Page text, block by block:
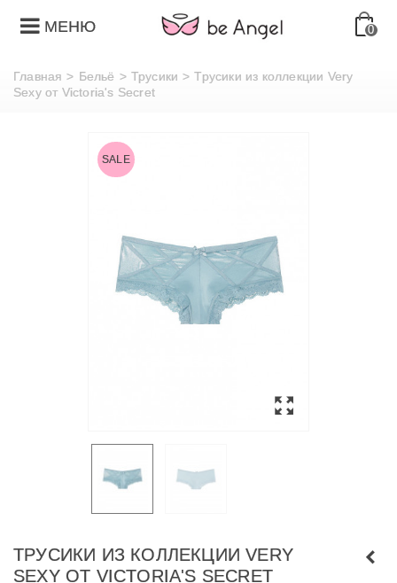
МЕНЮ 0
Главная > Бельё > Трусики > Трусики из коллекции Very
Sexy от Victoria's Secret
SALE
ТРУСИКИ ИЗ КОЛЛЕКЦИИ VERY
SEXY ОТ VICTORIA'S SECRET